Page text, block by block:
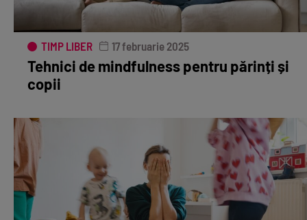
TIMP LIBER 17 februarie 2025
Tehnici de mindfulness pentru părinți și
copii